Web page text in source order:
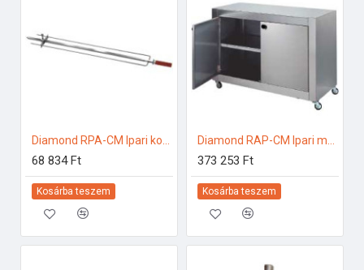
68 834 Ft
Kosárba teszem
373 253 Ft
Kosárba teszem